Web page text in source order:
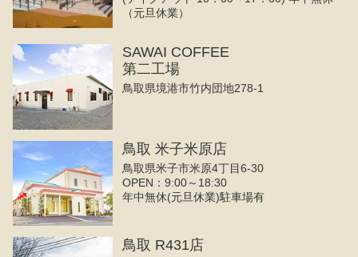
（元旦休業）
SAWAI COFFEE
第二工場
鳥取県境港市竹内団地278-1
鳥取 米子米原店
鳥取県米子市米原4丁目6-30
OPEN：9:00～18:30
年中無休(元旦休業)駐車場有
鳥取 R431店